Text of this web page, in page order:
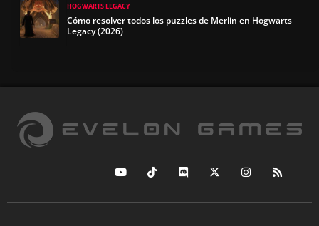
HOGWARTS LEGACY
Cómo resolver todos los puzzles de Merlin en Hogwarts
Legacy (2026)